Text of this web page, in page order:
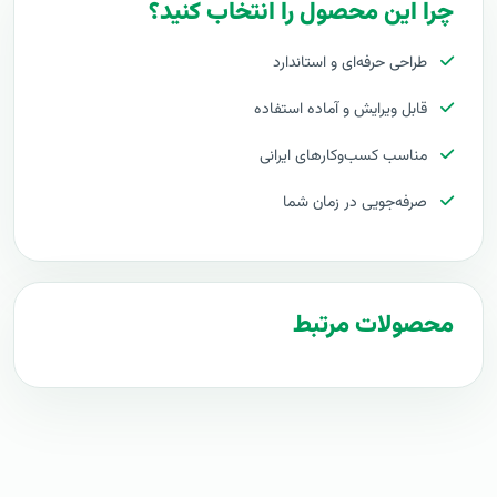
پروپوزال راه اندازی شبکه‌های اجتماعی Social Network
چرا این محصول را انتخاب کنید؟
طراحی حرفه‌ای و استاندارد
قابل ویرایش و آماده استفاده
مناسب کسب‌وکارهای ایرانی
صرفه‌جویی در زمان شما
محصولات مرتبط